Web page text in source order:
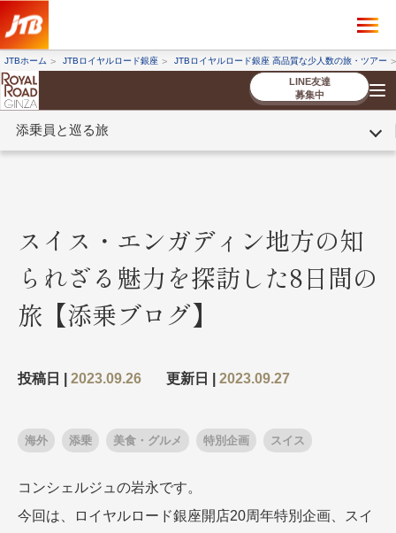
JTBホーム JTBロイヤルロード銀座 JTBロイヤルロード銀座 高品質な少人数の旅・ツアー
LINE友達
募集中
添乗員と巡る旅
条件から探す
条件から探す
キーワード
1月
2月 3月
6月
7月 8月
9月
条件から探す
条件から探す
キーワード
冬の国内旅行
9月
10月 11月
12月
スイス・エンガディン地方の知
られざる魅力を探訪した8日間の
旅【添乗ブログ】
投稿日 | 2023.09.26 更新日 | 2023.09.27
海外 添乗 美食・グルメ 特別企画 スイス
コンシェルジュの岩永です。
今回は、ロイヤルロード銀座開店20周年特別企画、スイ
ツアーを探す ×
海外ツアー 国内ツアー